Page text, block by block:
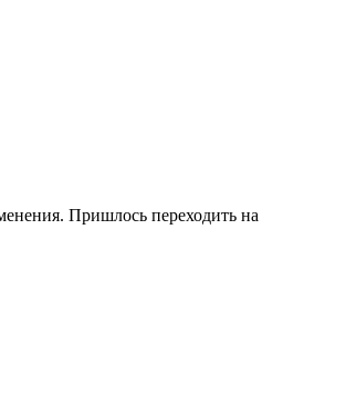
Пришлось переходить на